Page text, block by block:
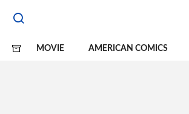
MOVIE AMERICAN COMICS